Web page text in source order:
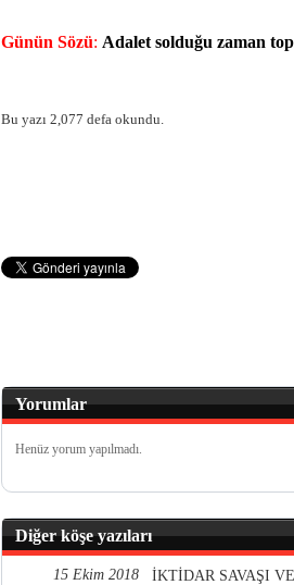
Günün Sözü: Adalet solduğu zaman
Bu yazı 2,077 defa okundu.
Yorumlar
Henüz yorum yapılmadı.
Diğer köşe yazıları
15 Ekim 2018 İKTİDAR SAVAŞI